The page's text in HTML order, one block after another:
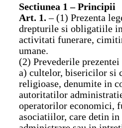
Sectiunea 1 – Principii
Art. 1.– (1) Prezenta
drepturile si obligatiile
activitati funerare,
umane.
(2) Prevederile
a) cultelor, bisericilor si
religioase, denumite in
autoritatilor
operatorilor economici,
asociatiilor, care detin